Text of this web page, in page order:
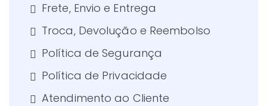
Frete, Envio e Entrega
Troca, Devolução e Reembolso
Política de Segurança
Política de Privacidade
Atendimento ao Cliente